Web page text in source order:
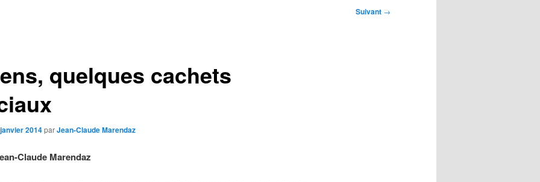
Suivant →
quelques cachets
2014parJean-Claude Marendaz
Claude Marendaz